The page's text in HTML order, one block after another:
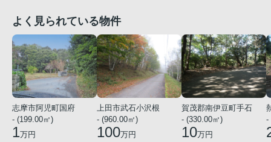
よく見られている物件
志摩市阿児町国府
- (199.00㎡)
1万円
上田市武石小沢根
- (960.00㎡)
100万円
賀茂郡南伊豆町手石
- (330.00㎡)
10万円
-